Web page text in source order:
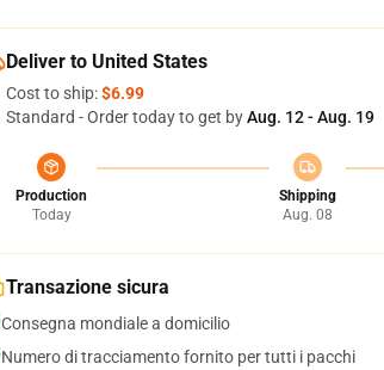
Deliver to United States
Cost to ship:$6.99
Standard - Order today to get byAug. 12 - Aug. 19
Production
Today
Shipping
Aug. 08
Transazione sicura
Consegna mondiale a domicilio
Numero di tracciamento fornito per tutti i pacchi